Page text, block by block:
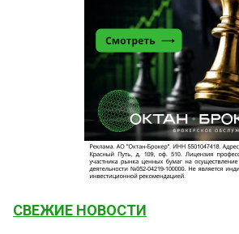
СВЕЖИЕ НОВОСТИ